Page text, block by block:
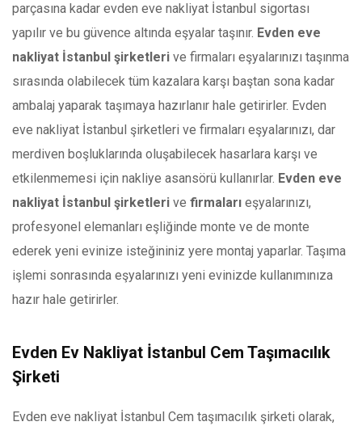
parçasına kadar evden eve nakliyat İstanbul sigortası
yapılır ve bu güvence altında eşyalar taşınır. Evden eve
nakliyat İstanbul şirketleri ve firmaları eşyalarınızı taşınma
sırasında olabilecek tüm kazalara karşı baştan sona kadar
ambalaj yaparak taşımaya hazırlanır hale getirirler. Evden
eve nakliyat İstanbul şirketleri ve firmaları eşyalarınızı, dar
merdiven boşluklarında oluşabilecek hasarlara karşı ve
etkilenmemesi için nakliye asansörü kullanırlar. Evden eve
nakliyat İstanbul şirketleri ve firmaları eşyalarınızı,
profesyonel elemanları eşliğinde monte ve de monte
ederek yeni evinize isteğininiz yere montaj yaparlar. Taşıma
işlemi sonrasında eşyalarınızı yeni evinizde kullanımınıza
hazır hale getirirler.
Evden Ev Nakliyat İstanbul Cem Taşımacılık
Şirketi
Evden eve nakliyat İstanbul Cem taşımacılık şirketi olarak,